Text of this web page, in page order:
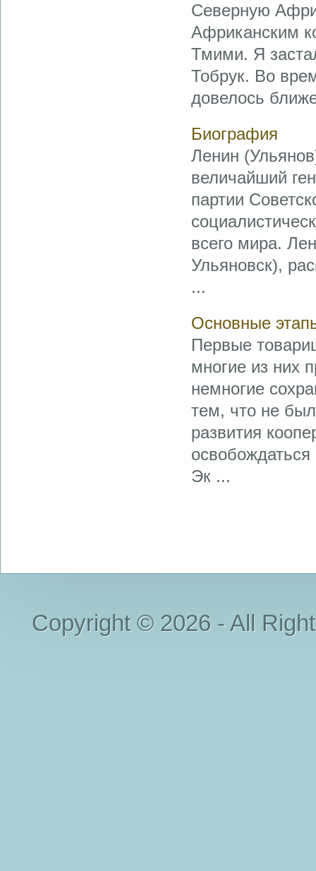
Северную
Африканским
Тмими. Я
Тобрук. Во
довелось
Биография
Ленин
величайший
партии
всего мира.
Ульяновск),
...
Основные
Первые
многие из них
немногие
тем, что не
развития
Эк ...
Copyright © 2026 - All